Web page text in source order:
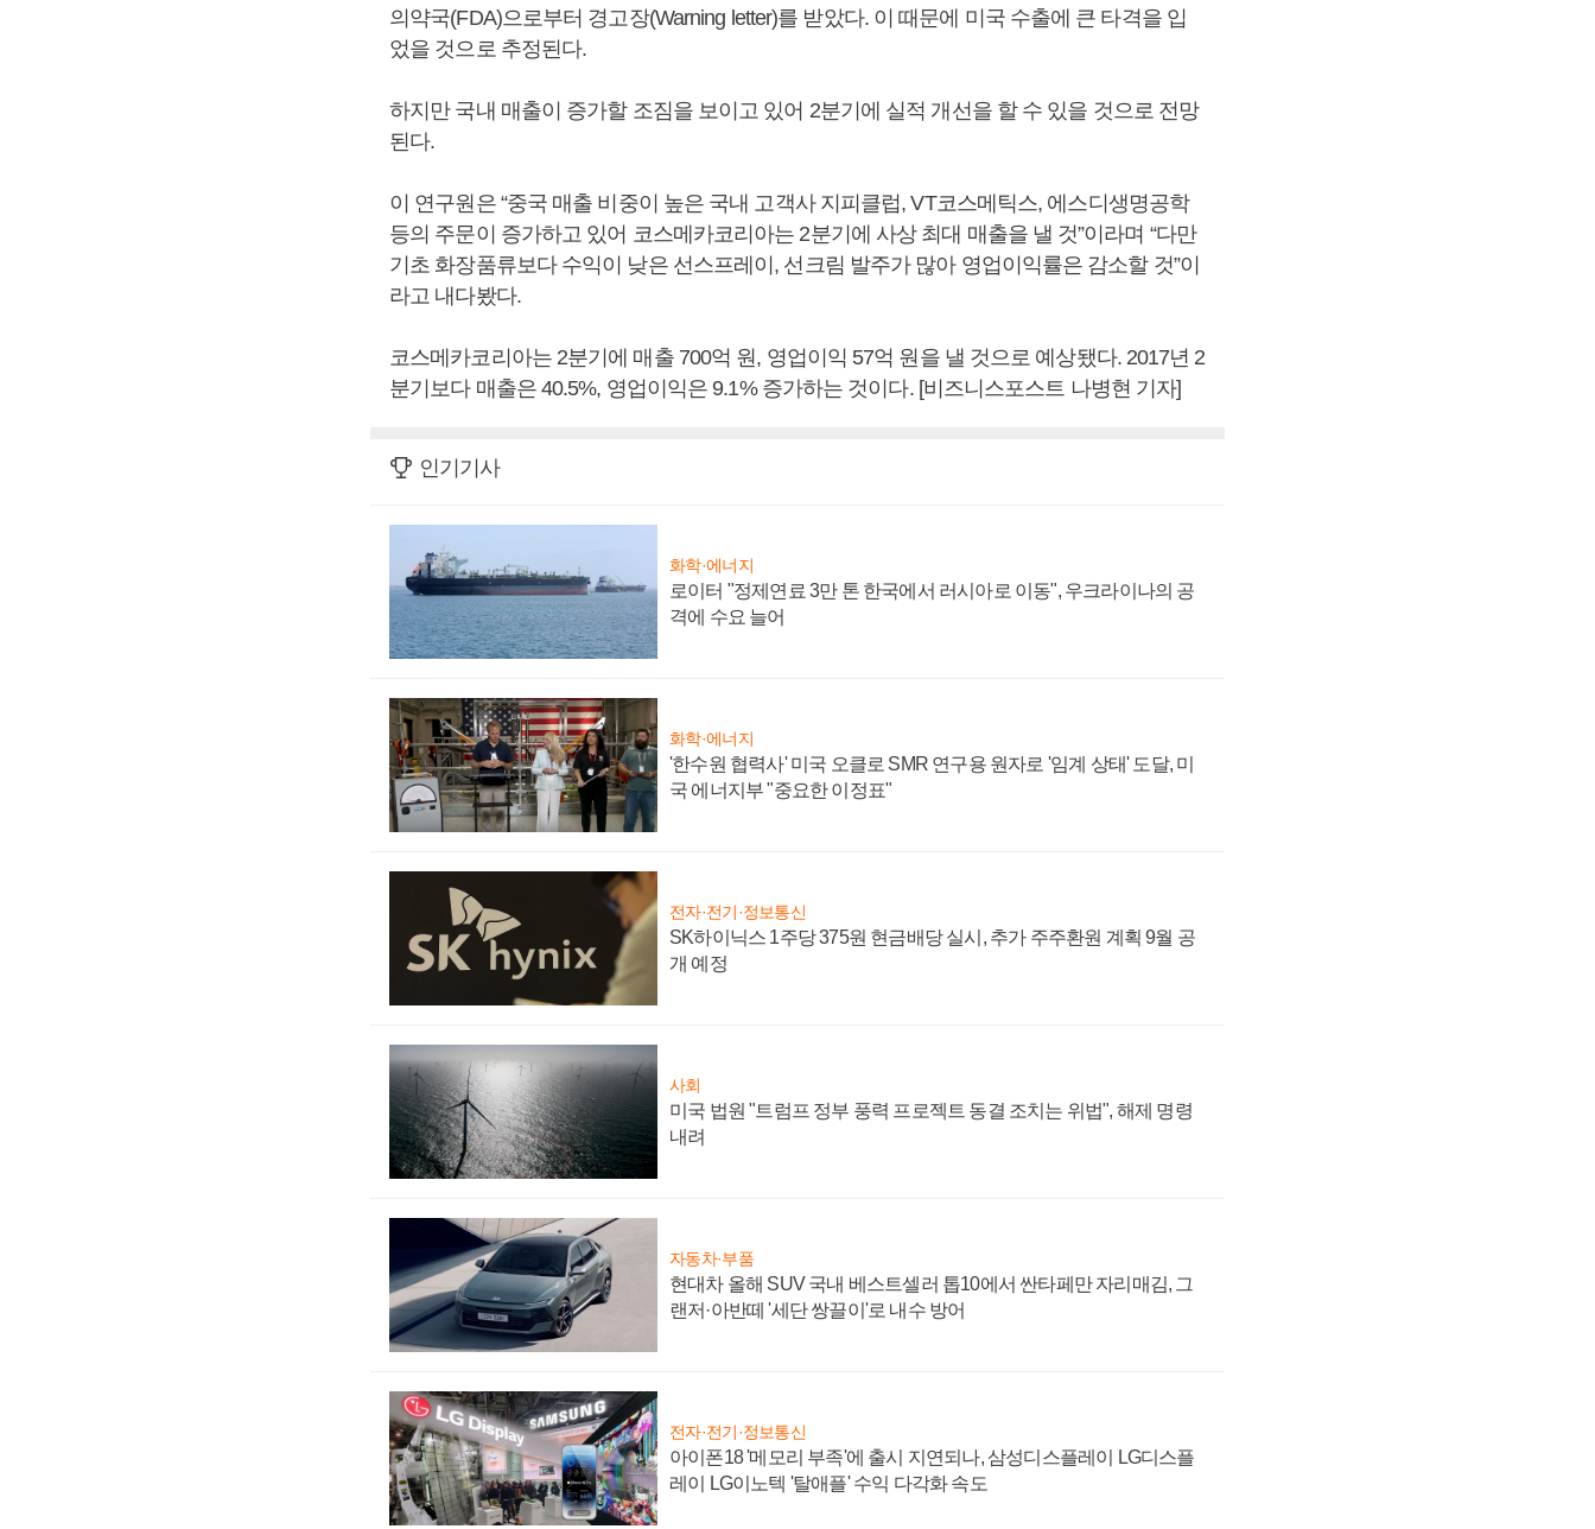
의약국(FDA)으로부터 경고장(Warning letter)를 받았다. 이 때문에 미국 수출에 큰 타격을 입
었을 것으로 추정된다.
하지만 국내 매출이 증가할 조짐을 보이고 있어 2분기에 실적 개선을 할 수 있을 것으로 전망
된다.
이 연구원은 “중국 매출 비중이 높은 국내 고객사 지피클럽, VT코스메틱스, 에스디생명공학
등의 주문이 증가하고 있어 코스메카코리아는 2분기에 사상 최대 매출을 낼 것”이라며 “다만
기초 화장품류보다 수익이 낮은 선스프레이, 선크림 발주가 많아 영업이익률은 감소할 것”이
라고 내다봤다.
코스메카코리아는 2분기에 매출 700억 원, 영업이익 57억 원을 낼 것으로 예상됐다. 2017년 2
분기보다 매출은 40.5%, 영업이익은 9.1% 증가하는 것이다. [비즈니스포스트 나병현 기자]
인기기사
화학·에너지
로이터 "정제연료 3만 톤 한국에서 러시아로 이동", 우크라이나의 공
격에 수요 늘어
화학·에너지
'한수원 협력사' 미국 오클로 SMR 연구용 원자로 '임계 상태' 도달, 미
국 에너지부 "중요한 이정표"
전자·전기·정보통신
SK하이닉스 1주당 375원 현금배당 실시, 추가 주주환원 계획 9월 공
개 예정
사회
미국 법원 "트럼프 정부 풍력 프로젝트 동결 조치는 위법", 해제 명령
내려
자동차·부품
현대차 올해 SUV 국내 베스트셀러 톱10에서 싼타페만 자리매김, 그
랜저·아반떼 '세단 쌍끌이'로 내수 방어
전자·전기·정보통신
아이폰18 '메모리 부족'에 출시 지연되나, 삼성디스플레이 LG디스플
레이 LG이노텍 '탈애플' 수익 다각화 속도